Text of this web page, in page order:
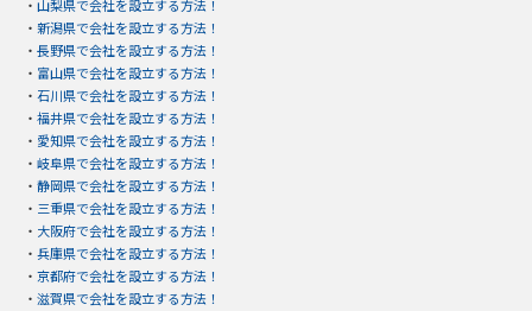
・ 山梨県で会社を設立する方法！
・ 新潟県で会社を設立する方法！
・ 長野県で会社を設立する方法！
・ 富山県で会社を設立する方法！
・ 石川県で会社を設立する方法！
・ 福井県で会社を設立する方法！
・ 愛知県で会社を設立する方法！
・ 岐阜県で会社を設立する方法！
・ 静岡県で会社を設立する方法！
・ 三重県で会社を設立する方法！
・ 大阪府で会社を設立する方法！
・ 兵庫県で会社を設立する方法！
・ 京都府で会社を設立する方法！
・ 滋賀県で会社を設立する方法！